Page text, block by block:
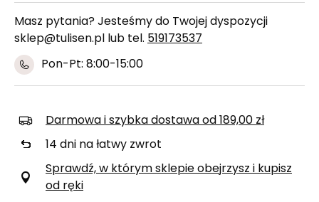
Masz pytania? Jesteśmy do Twojej dyspozycji
sklep@tulisen.pl lub tel. 519173537
Pon-Pt: 8:00-15:00
Darmowa i szybka dostawa od 189,00 zł
14 dni na łatwy zwrot
Sprawdź, w którym sklepie obejrzysz i kupisz
od ręki